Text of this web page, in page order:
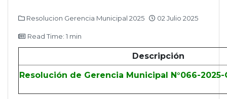
Resolucion Gerencia Municipal 2025 02 Julio 2025
Read Time: 1 min
Descripción
Resolución de Gerencia Municipal N°066-2025-